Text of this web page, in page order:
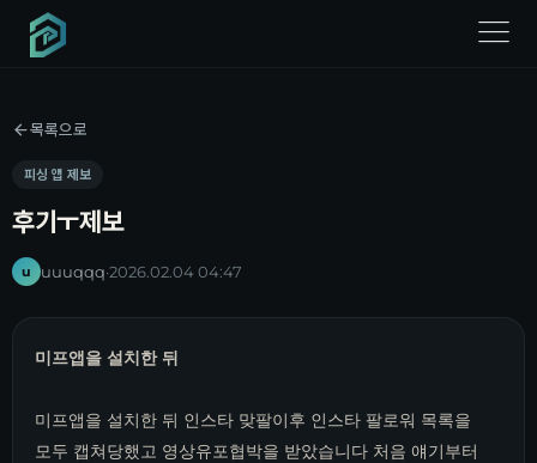
menu
목록으로
피싱 앱 제보
후기ㅜ제보
u uuuqqq·2026.02.04 04:47
미프앱을 설치한 뒤
미프앱을 설치한 뒤 인스타 맞팔이후 인스타 팔로워 목록을
모두 캡쳐당했고 영상유포협박을 받았습니다 처음 얘기부터